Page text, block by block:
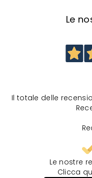
Le
Il totale delle
Le nostre
Clicca